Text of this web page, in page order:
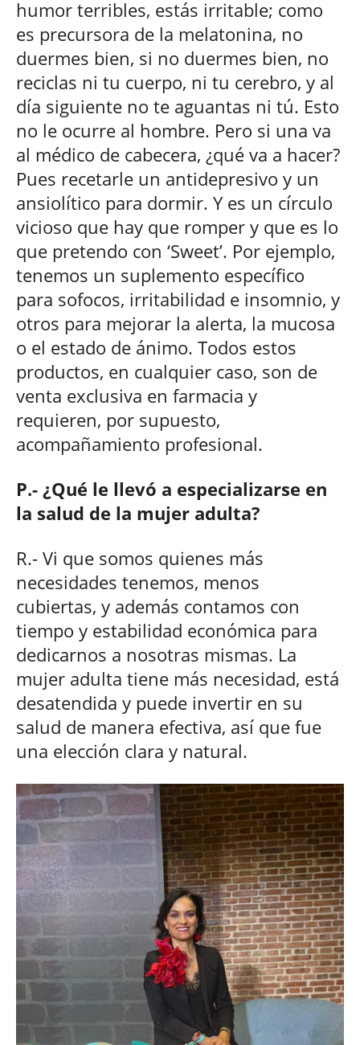
humor terribles, estás irritable; como
es precursora de la melatonina, no
duermes bien, si no duermes bien, no
reciclas ni tu cuerpo, ni tu cerebro, y al
día siguiente no te aguantas ni tú. Esto
no le ocurre al hombre. Pero si una va
al médico de cabecera, ¿qué va a hacer?
Pues recetarle un antidepresivo y un
ansiolítico para dormir. Y es un círculo
vicioso que hay que romper y que es lo
que pretendo con ‘Sweet’. Por ejemplo,
tenemos un suplemento específico
para sofocos, irritabilidad e insomnio, y
otros para mejorar la alerta, la mucosa
o el estado de ánimo. Todos estos
productos, en cualquier caso, son de
venta exclusiva en farmacia y
requieren, por supuesto,
acompañamiento profesional.
P.- ¿Qué le llevó a especializarse en
la salud de la mujer adulta?
R.- Vi que somos quienes más
necesidades tenemos, menos
cubiertas, y además contamos con
tiempo y estabilidad económica para
dedicarnos a nosotras mismas. La
mujer adulta tiene más necesidad, está
desatendida y puede invertir en su
salud de manera efectiva, así que fue
una elección clara y natural.